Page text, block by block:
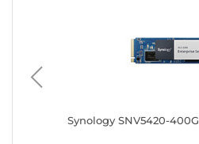
Synology SNV5420-400G